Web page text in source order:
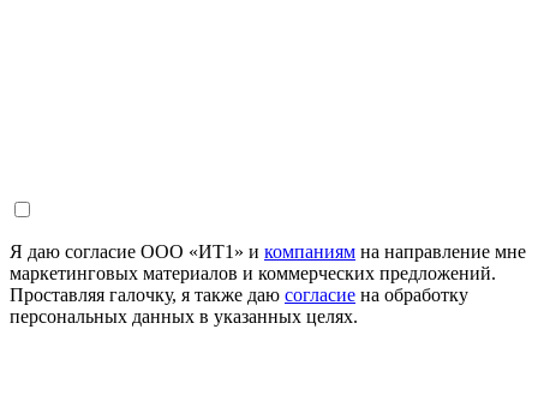
Я даю согласие ООО «ИТ1» и компаниям на направление мне
маркетинговых материалов и коммерческих предложений.
Проставляя галочку, я также даю согласие на обработку
персональных данных в указанных целях.